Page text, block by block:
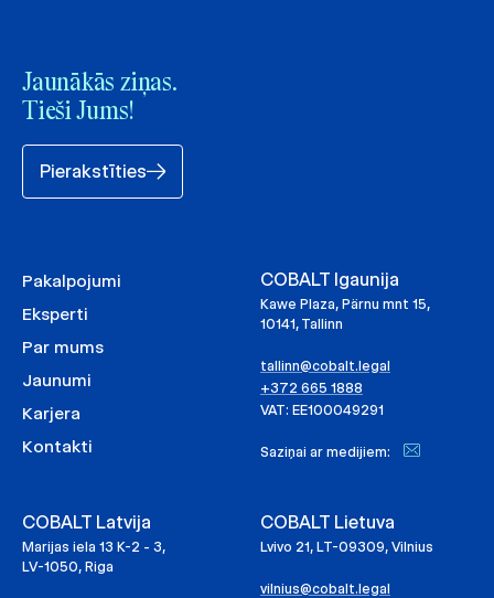
Jaunākās ziņas.
Tieši Jums!
Pierakstīties
Pakalpojumi
Eksperti
Par mums
Jaunumi
Karjera
Kontakti
COBALT Igaunija
Kawe Plaza, Pärnu mnt 15,
10141, Tallinn
tallinn@cobalt.legal
+372 665 1888
VAT: EE100049291
Saziņai ar medijiem:
COBALT Latvija
Marijas iela 13 K-2 - 3,
LV-1050, Riga
COBALT Lietuva
Lvivo 21, LT-09309, Vilnius
vilnius@cobalt.legal